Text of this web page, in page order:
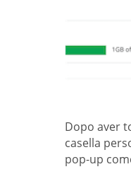
Dopo aver
casella
pop-up